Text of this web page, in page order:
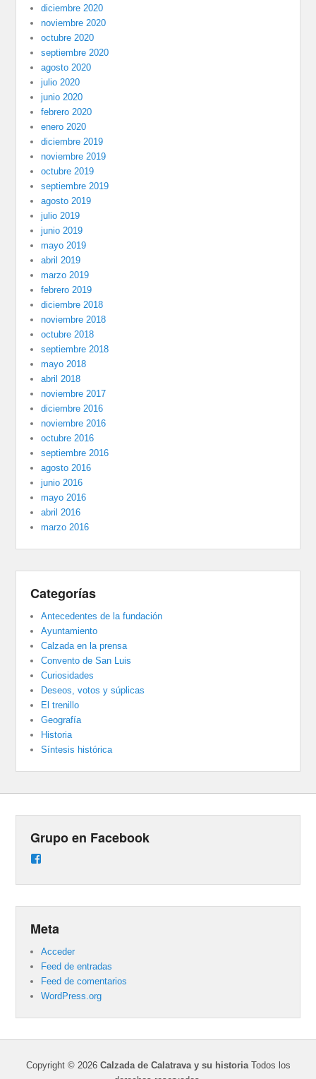
diciembre 2020
noviembre 2020
octubre 2020
septiembre 2020
agosto 2020
julio 2020
junio 2020
febrero 2020
enero 2020
diciembre 2019
noviembre 2019
octubre 2019
septiembre 2019
agosto 2019
julio 2019
junio 2019
mayo 2019
abril 2019
marzo 2019
febrero 2019
diciembre 2018
noviembre 2018
octubre 2018
septiembre 2018
mayo 2018
abril 2018
noviembre 2017
diciembre 2016
noviembre 2016
octubre 2016
septiembre 2016
agosto 2016
junio 2016
mayo 2016
abril 2016
marzo 2016
Categorías
Antecedentes de la fundación
Ayuntamiento
Calzada en la prensa
Convento de San Luis
Curiosidades
Deseos, votos y súplicas
El trenillo
Geografía
Historia
Síntesis histórica
Grupo en Facebook
en
Meta
Acceder
Feed de entradas
Feed de comentarios
WordPress.org
Copyright © 2026 Calzada de Calatrava y su historiaTodos los